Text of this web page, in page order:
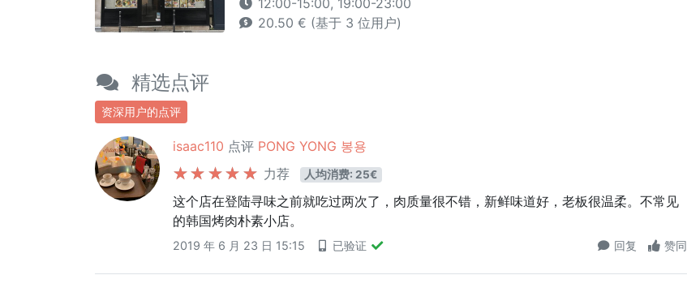
12:00-15:00, 19:00-23:00
20.50 € (基于 3 位用户)
精选点评
资深用户的点评
isaac110 点评 PONG YONG 봉용
力荐
人均消费: 25€
这个店在登陆寻味之前就吃过两次了，肉质量很不错，新鲜味道好，老板很温柔。不常见
的韩国烤肉朴素小店。
2019 年 6 月 23 日 15:15 已验证 回复 赞同